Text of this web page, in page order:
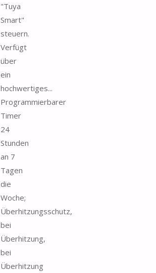
"Tuya
Smart"
steuern.
Verfügt
über
ein
hochwertiges...
Programmierbarer
Timer
24
Stunden
an 7
Tagen
die
Woche;
Überhitzungsschutz,
bei
Überhitzung,
bei
Überhitzung